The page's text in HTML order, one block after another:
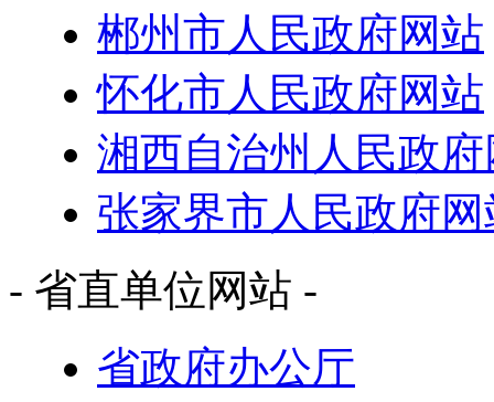
郴州市人民政府网站
怀化市人民政府网站
湘西自治州人民政
张家界市人民政府网
- 省直单位网站 -
省政府办公厅